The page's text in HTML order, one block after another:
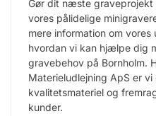
Gør dit næste graveprojekt
vores pålidelige
mere information om
hvordan vi kan hjælpe dig
gravebehov på Bornholm.
Materieludlejning ApS er
kvalitetsmateriel og
kunder.